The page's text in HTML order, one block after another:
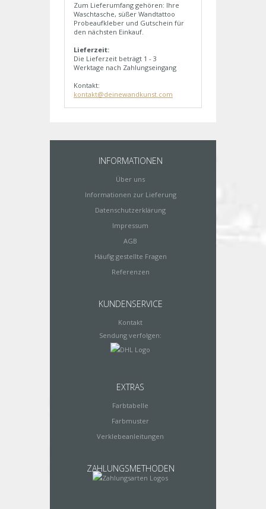
Zum Lieferumfang gehören: Ihre
Waschtasche, süßer Wandtattoo
Probeaufkleber und Gutschein für
den nächsten Einkauf.
Lieferzeit:
Die Lieferzeit beträgt 1 - 3
Werktage nach Zahlungseingang
Kontakt:
kontakt@deinewandkunst.com
INFORMATIONEN
Über uns
Informationen zur Lieferung
Datenschutzerklärung
Impressum
AGB
Häufig gestellte Fragen
Referenzen
KUNDENSERVICE
Kontakt
Sendung verfolgen:
EXTRAS
Farbtabelle
Farbmuster
Verklebeanleitungen
ZAHLUNGSMETHODEN